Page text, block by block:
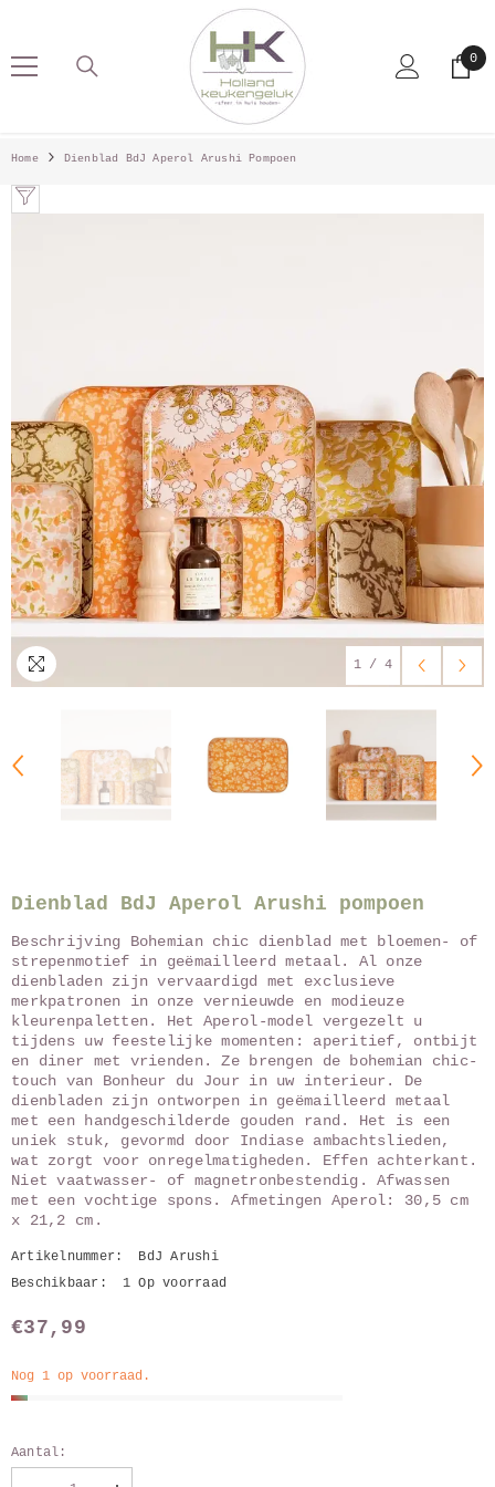
0
0
Home Dienblad BdJ Aperol Arushi Pompoen
1 / 4
Dienblad BdJ Aperol Arushi pompoen
Beschrijving Bohemian chic dienblad met bloemen- of
strepenmotief in geëmailleerd metaal. Al onze
dienbladen zijn vervaardigd met exclusieve
merkpatronen in onze vernieuwde en modieuze
kleurenpaletten. Het Aperol-model vergezelt u
tijdens uw feestelijke momenten: aperitief, ontbijt
en diner met vrienden. Ze brengen de bohemian chic-
touch van Bonheur du Jour in uw interieur. De
dienbladen zijn ontworpen in geëmailleerd metaal
met een handgeschilderde gouden rand. Het is een
uniek stuk, gevormd door Indiase ambachtslieden,
wat zorgt voor onregelmatigheden. Effen achterkant.
Niet vaatwasser- of magnetronbestendig. Afwassen
met een vochtige spons. Afmetingen Aperol: 30,5 cm
x 21,2 cm.
Artikelnummer:
BdJ Arushi
Beschikbaar:
1 Op voorraad
€37,99
Nog 1 op voorraad.
Aantal: